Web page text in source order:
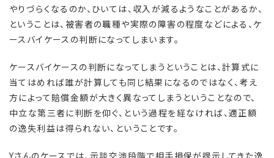
やりづらくなるのか、ひいては、収入が減るようなことがあるか、
ということは、被害者の職種や実際の障害の程度などによる、ケ
ースバイケースの判断になってしまいます。
ケースバイケースの判断になってしまうということは、計算式に
当てはめれば誰が計算しても同じ結果になるのではなく、考え
方によって賠償金額が大きく異なってしまうということなので、
中立な第三者に判断を仰ぐ、という過程を経なければ、適正額
の逸失利益は得られない、ということです。
Yさんのケースでは、示談交渉段階で相手損保が提示してきた逸